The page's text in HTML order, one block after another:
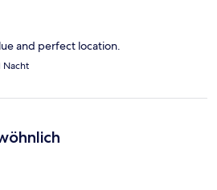
and perfect location.
Nacht